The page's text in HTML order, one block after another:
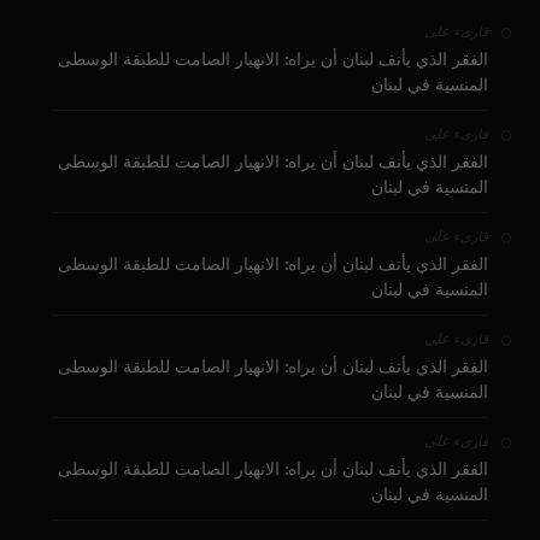
قارىء على
الفقر الذي يأنف لبنان أن يراه: الانهيار الصامت للطبقة الوسطى
المنسية في لبنان
قارىء على
الفقر الذي يأنف لبنان أن يراه: الانهيار الصامت للطبقة الوسطى
المنسية في لبنان
قارىء على
الفقر الذي يأنف لبنان أن يراه: الانهيار الصامت للطبقة الوسطى
المنسية في لبنان
قارىء على
الفقر الذي يأنف لبنان أن يراه: الانهيار الصامت للطبقة الوسطى
المنسية في لبنان
قارىء على
الفقر الذي يأنف لبنان أن يراه: الانهيار الصامت للطبقة الوسطى
المنسية في لبنان